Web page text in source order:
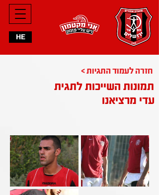
HE
< חזרה לעמוד התגיות
תמונות השייכות לתגית
עדי מרציאנו